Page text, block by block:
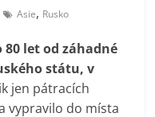
Asie, Rusko
80 let od záhadné
státu, v
jen pátracích
vypravilo do místa